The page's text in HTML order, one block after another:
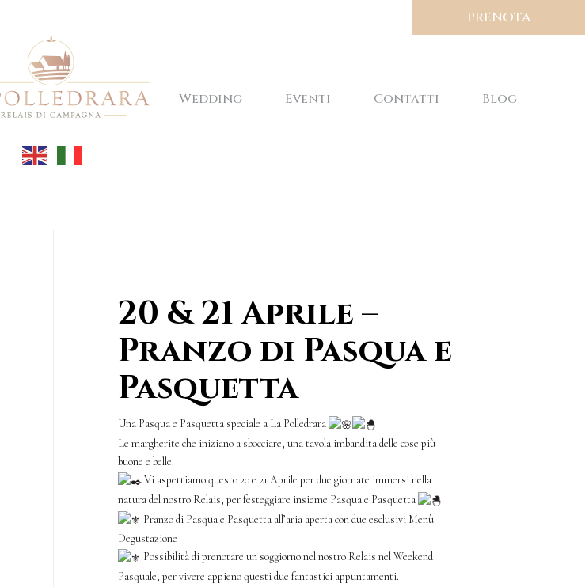
PRENOTA
Wedding Eventi Contatti Blog
20 & 21 Aprile –
Pranzo di Pasqua e
Pasquetta
Una Pasqua e Pasquetta speciale a La Polledrara
Le margherite che iniziano a sbocciare, una tavola imbandita delle cose più
buone e belle.
Vi aspettiamo questo 20 e 21 Aprile per due giornate immersi nella
natura del nostro Relais, per festeggiare insieme Pasqua e Pasquetta
Pranzo di Pasqua e Pasquetta all’aria aperta con due esclusivi Menù
Degustazione
Possibilità di prenotare un soggiorno nel nostro Relais nel Weekend
Pasquale, per vivere appieno questi due fantastici appuntamenti.